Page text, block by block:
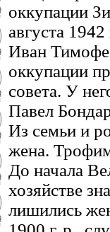
оккупации
августа
Иван
оккупации
совета. У
Павел
Из семьи и
жена.
До начала
хозяйстве
лишились